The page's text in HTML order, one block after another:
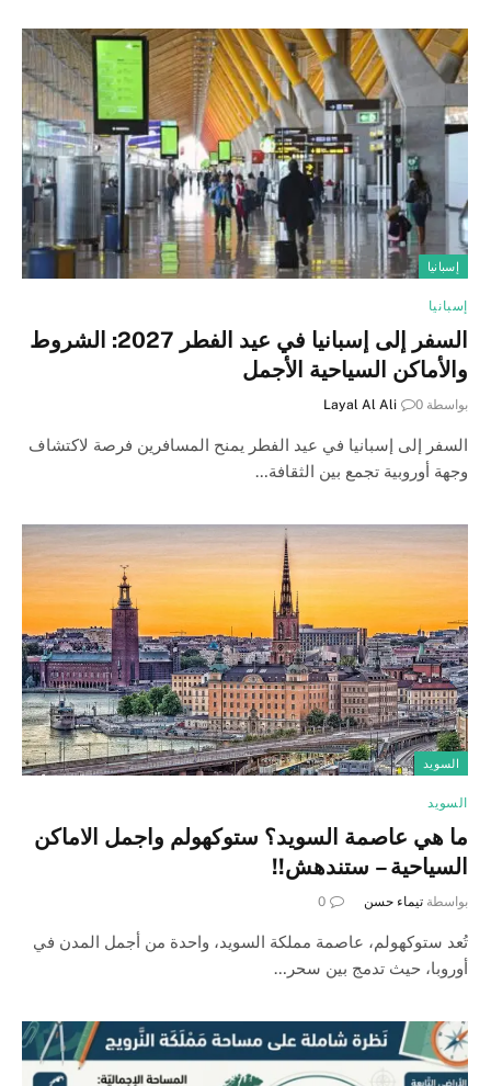
إسبانيا
إسبانيا
السفر إلى إسبانيا في عيد الفطر 2027: الشروط
والأماكن السياحية الأجمل
بواسطة Layal Al Ali 0
السفر إلى إسبانيا في عيد الفطر يمنح المسافرين فرصة لاكتشاف
وجهة أوروبية تجمع بين الثقافة…
السويد
السويد
ما هي عاصمة السويد؟ ستوكهولم واجمل الاماكن
السياحية – ستندهش!!
بواسطة تيماء حسن 0
تُعد ستوكهولم، عاصمة مملكة السويد، واحدة من أجمل المدن في
أوروبا، حيث تدمج بين سحر…